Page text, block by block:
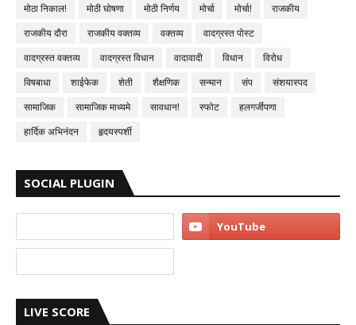
मोठा निकाल!
मोठी घोषणा मोठी निर्णय मोर्चा मोर्चा!
राजकीय
राजकीय दौरा
राजकीय वक्तव्य वक्तव्य
वादग्रस्त पोस्ट
वादग्रस्त वक्तव्य
वादग्रस्त विधान वादावादी विधान
विरोध
विषबाधा
शाईफेक शेती शैक्षणिक सन्मान संप
संशयास्पद
सामाजिक
सामाजिक माध्यमे सावधान! स्फोट
हलगर्जीपणा
हार्दिक अभिनंदन
हृदयस्पर्शी
SOCIAL PLUGIN
LIVE SCORE